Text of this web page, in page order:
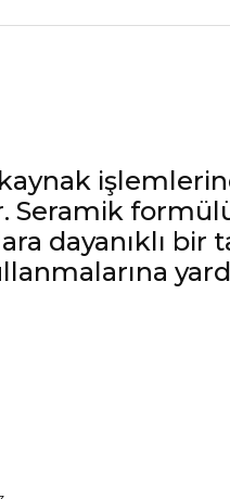
Seramik
dayanıklı